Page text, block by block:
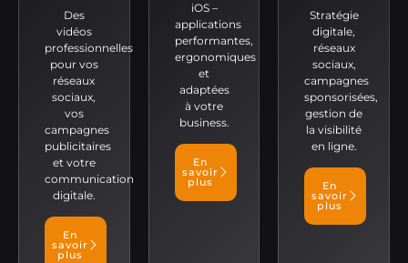
Des
vidéos
professionnelles
pour vos
réseaux
sociaux,
vos
campagnes
publicitaires
et votre
communication
digitale.
En
savoir
plus
iOS –
applications
performantes,
ergonomiques
et
adaptées
à votre
business.
En
savoir
plus
Stratégie
digitale,
réseaux
sociaux,
campagnes
sponsorisées,
gestion de
la visibilité
en ligne.
En
savoir
plus